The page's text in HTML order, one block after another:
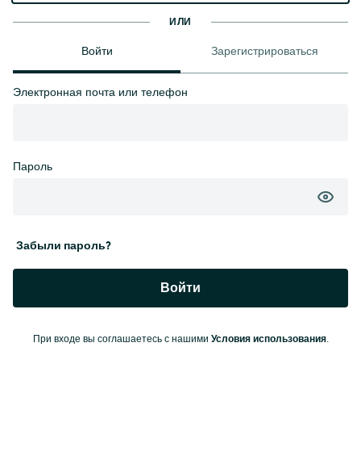
ИЛИ
Войти Зарегистрироваться
Электронная почта или телефон
Пароль
Забыли пароль?
Войти
При входе вы соглашаетесь с нашими Условия использования.